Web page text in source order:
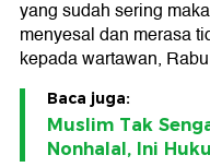
yang sudah sering
menyesal dan merasa
kepada wartawan,
Baca juga:
Muslim Tak
Nonhalal, Ini